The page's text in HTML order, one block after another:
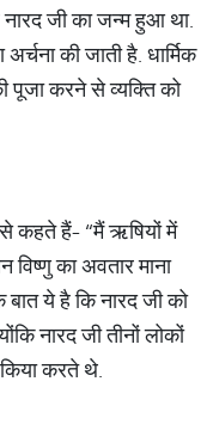
नारद जी का जन्म हुआ था.
की जाती है. धार्मिक
पूजा करने से व्यक्ति को
से कहते हैं- “मैं ऋषियों में
विष्णु का अवतार माना
बात ये है कि नारद जी को
नारद जी तीनों लोकों
करते थे.